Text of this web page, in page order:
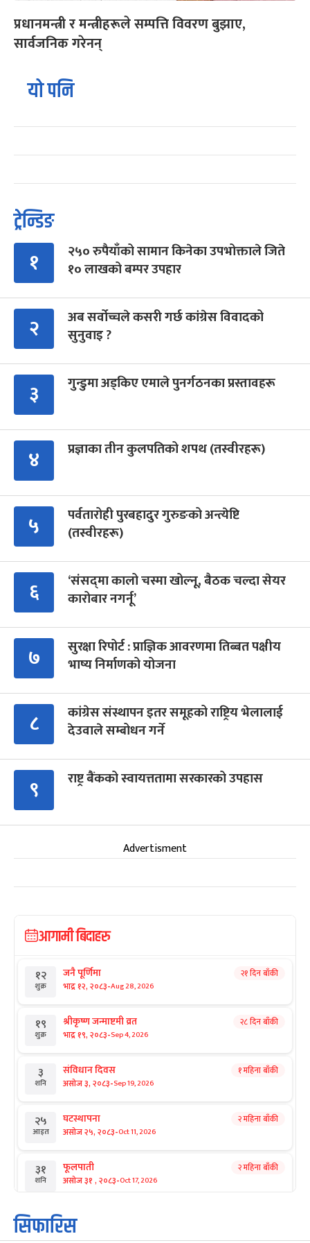
प्रधानमन्त्री र मन्त्रीहरूले सम्पत्ति विवरण बुझाए,
सार्वजनिक गरेनन्
यो पनि
ट्रेन्डिङ
१
२५० रुपैयाँको सामान किनेका उपभोक्ताले जिते
१० लाखको बम्पर उपहार
२
अब सर्वोच्चले कसरी गर्छ कांग्रेस विवादको
सुनुवाइ ?
३ गुन्डुमा अड्किए एमाले पुनर्गठनका प्रस्तावहरू
४ प्रज्ञाका तीन कुलपतिको शपथ (तस्वीरहरू)
५
पर्वतारोही पुरबहादुर गुरुङको अन्त्येष्टि
(तस्वीरहरू)
६
‘संसद्‍मा कालो चस्मा खोल्नू, बैठक चल्दा सेयर
कारोबार नगर्नू’
७
सुरक्षा रिपोर्ट : प्राज्ञिक आवरणमा तिब्बत पक्षीय
भाष्य निर्माणको योजना
८
कांग्रेस संस्थापन इतर समूहको राष्ट्रिय भेलालाई
देउवाले सम्बोधन गर्ने
९ राष्ट्र बैंकको स्वायत्ततामा सरकारको उपहास
Advertisment
आगामी बिदाहरु
१२
शुक्र
जनै पूर्णिमा
भाद्र १२, २०८३-Aug 28, 2026
२१ दिन बाँकी
१९
शुक्र
श्रीकृष्ण जन्माष्टमी व्रत
भाद्र १९, २०८३-Sep 4, 2026
२८ दिन बाँकी
३
शनि
संविधान दिवस
असोज ३, २०८३-Sep 19, 2026
१ महिना बाँकी
२५
आइत
घटस्थापना
असोज २५, २०८३-Oct 11, 2026
२ महिना बाँकी
३१
शनि
फूलपाती
असोज ३१ , २०८३-Oct 17, 2026
२ महिना बाँकी
१
आइत
कार्तिक सङ्क्रान्ति
कार्तिक १, २०८३
सिफारिस